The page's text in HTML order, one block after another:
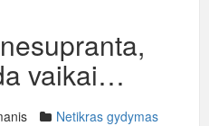
vaikai…
Netikras gydymas